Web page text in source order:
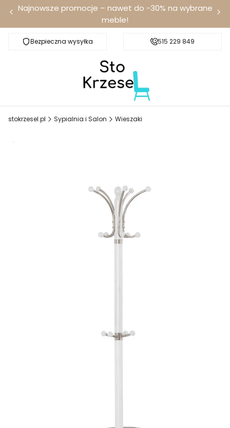
Najnowsze promocje – nawet do -30% na wybrane
meble!
Bezpieczna wysyłka Darmowa dostawa od 100 zł
515 229 849
stokrzesel.pl Sypialnia i Salon Wieszaki
Promocja